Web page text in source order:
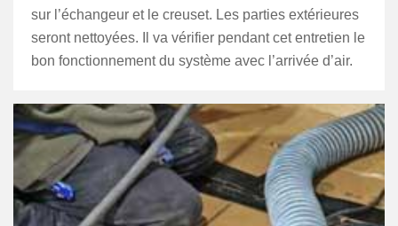
sur l’échangeur et le creuset. Les parties extérieures
seront nettoyées. Il va vérifier pendant cet entretien le
bon fonctionnement du système avec l’arrivée d’air.